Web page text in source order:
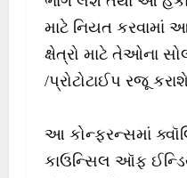
માટે નિયત કરવામાં
ક્ષેત્રો માટે તેઓના
/પ્રોટોટાઈપ રજૂ
આ કોન્ફરન્સમાં
કાઉન્સિલ ઑફ